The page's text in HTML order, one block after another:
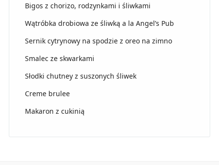
Bigos z chorizo, rodzynkami i śliwkami
Wątróbka drobiowa ze śliwką a la Angel’s Pub
Sernik cytrynowy na spodzie z oreo na zimno
Smalec ze skwarkami
Słodki chutney z suszonych śliwek
Creme brulee
Makaron z cukinią